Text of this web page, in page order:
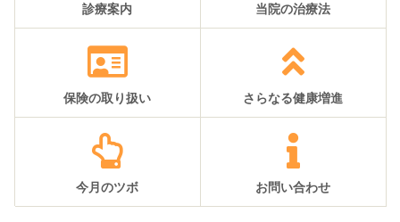
診療案内 当院の治療法
保険の取り扱い さらなる健康増進
今月のツボ お問い合わせ